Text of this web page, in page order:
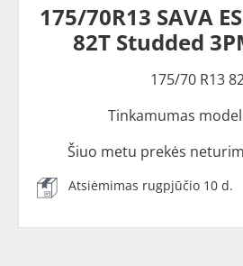
175/70R13 SAVA
82T Studded
175/70 R13
Tinkamumas
Šiuo metu prekės
Atsiėmimas rugpjūčio 10 d.